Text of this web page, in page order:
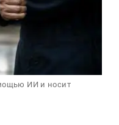
ИИ и носит